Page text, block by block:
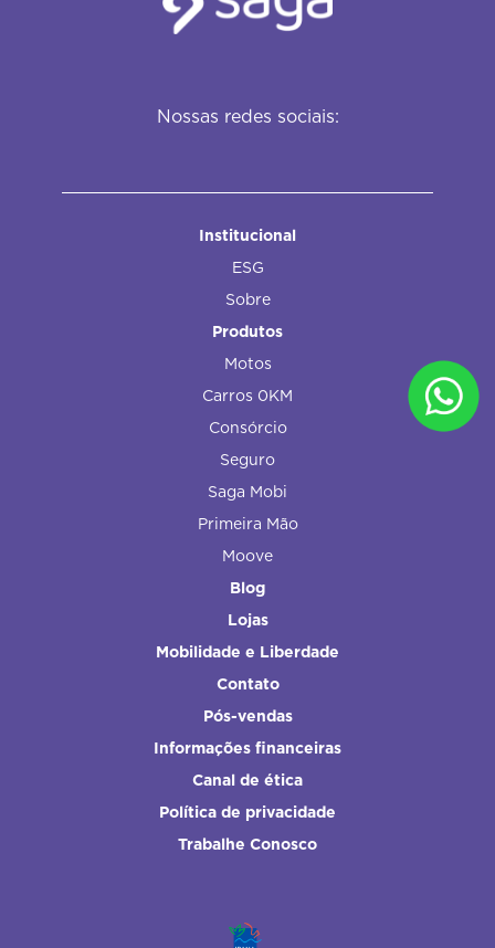
Nossas redes sociais:
Institucional
ESG
Sobre
Produtos
Motos
Carros 0KM
Consórcio
Seguro
Saga Mobi
Primeira Mão
Moove
Blog
Lojas
Mobilidade e Liberdade
Contato
Pós-vendas
Informações financeiras
Canal de ética
Política de privacidade
Trabalhe Conosco